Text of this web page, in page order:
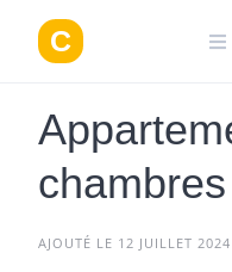
contenu
chambres
AJOUTÉ LE 12 JUILLET 2024